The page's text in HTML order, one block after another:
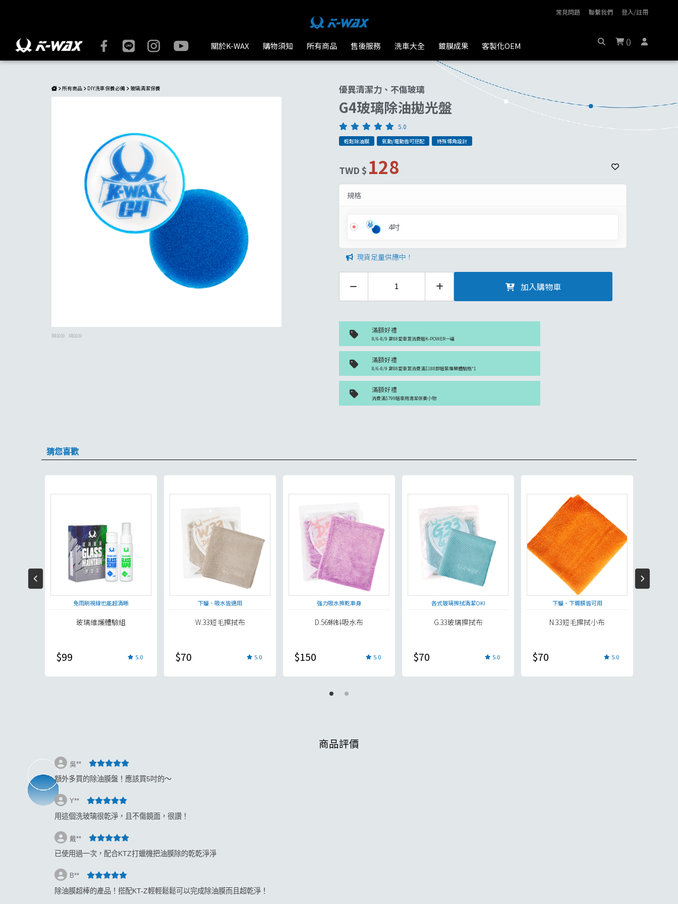
常見問題 聯繫我們 登入/註冊
()
關於K-WAX 購物須知 所有商品 售後服務 洗車大全 鍍膜成果 客製化OEM
所有商品 DIY洗車保養必備 玻璃清潔保養
BB1019 BB1019
優異清潔力、不傷玻璃
G4玻璃除油拋光盤
5.0
輕鬆除油膜 氣動/電動皆可搭配 特殊導角設計
TWD $ 128
規格
4吋
現貨足量供應中！
加入購物車
滿額好禮
8/6-8/9 富88愛車賞消費贈K-POWER一罐
滿額好禮
8/6-8/9 富88愛車賞消費滿$188即贈紫羅蘭體驗瓶*1
滿額好禮
消費滿$799贈車用清潔保養小物
猜您喜歡
免雨刷視線也能超清晰
玻璃維護體驗組
$99 5.0
下蠟、吸水皆適用
W.33短毛擦拭布
$70 5.0
強力吸水擦乾車身
D.56蝌蚪吸水布
$150 5.0
各式玻璃擦拭清潔OK!
G.33玻璃擦拭布
$70 5.0
下蠟、下鍍膜皆可用
N.33短毛擦拭小布
$70 5.0
商品評價
吳**
額外多買的除油膜盤！應該買5吋的～
Y**
用這個洗玻璃很乾淨，且不傷鏡面，很讚！
戴**
已使用過一次，配合KTZ打蠟機把油膜除的乾乾淨淨
B**
除油膜超棒的產品！搭配KT-Z輕輕鬆鬆可以完成除油膜而且超乾淨！